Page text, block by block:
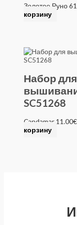
Золотое Руно
корзину
Набор для
SC51268
Candamar 11.00€
корзину